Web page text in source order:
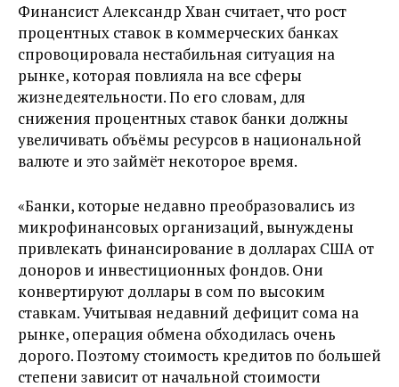
Финансист Александр Хван считает, что рост
процентных ставок в коммерческих банках
спровоцировала нестабильная ситуация на
рынке, которая повлияла на все сферы
жизнедеятельности. По его словам, для
снижения процентных ставок банки должны
увеличивать объёмы ресурсов в национальной
валюте и это займёт некоторое время.
«Банки, которые недавно преобразовались из
микрофинансовых организаций, вынуждены
привлекать финансирование в долларах США от
доноров и инвестиционных фондов. Они
конвертируют доллары в сом по высоким
ставкам. Учитывая недавний дефицит сома на
рынке, операция обмена обходилась очень
дорого. Поэтому стоимость кредитов по большей
степени зависит от начальной стоимости